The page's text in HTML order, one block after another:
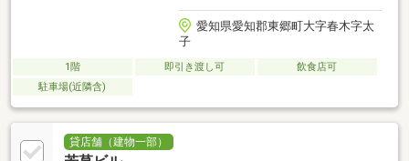
愛知県愛知郡東郷町大字春木字太
子
1階 即引き渡し可
飲食店可
駐車場(近隣含)
貸店舗（建物一部）